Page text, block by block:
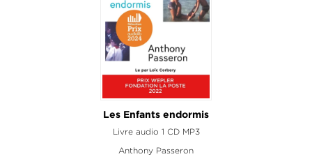
Les Enfants endormis
Livre audio 1 CD MP3
Anthony Passeron